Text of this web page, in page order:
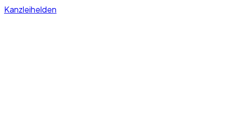
Kanzleihelden